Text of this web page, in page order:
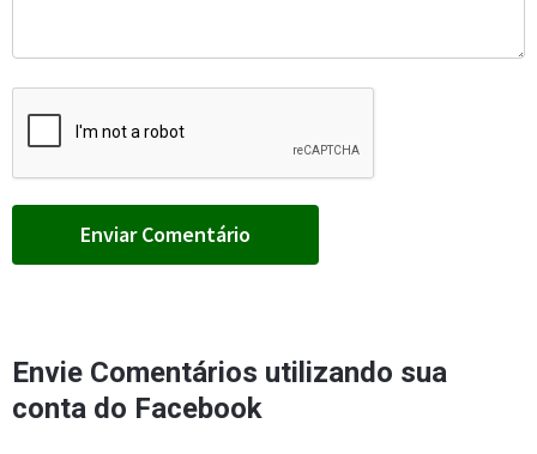
Envie Comentários utilizando sua
conta do Facebook